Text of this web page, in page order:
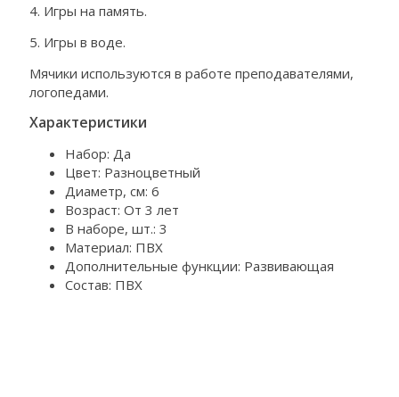
4. Игры на память.
5. Игры в воде.
Мячики используются в работе преподавателями,
логопедами.
Характеристики
Набор: Да
Цвет: Разноцветный
Диаметр, см: 6
Возраст: От 3 лет
В наборе, шт.: 3
Материал: ПВХ
Дополнительные функции: Развивающая
Состав: ПВХ